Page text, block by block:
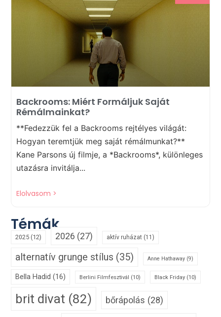
Backrooms: Miért Formáljuk Saját
Rémálmainkat?
**Fedezzük fel a Backrooms rejtélyes világát:
Hogyan teremtjük meg saját rémálmunkat?**
Kane Parsons új filmje, a *Backrooms*, különleges
utazásra invitálja...
Elolvasom >
Témák
2025 (12) 2026 (27) aktív ruházat (11)
alternatív grunge stílus (35) Anne Hathaway (9)
Bella Hadid (16) Berlini Filmfesztivál (10) Black Friday (10)
brit divat (82) bőrápolás (28)